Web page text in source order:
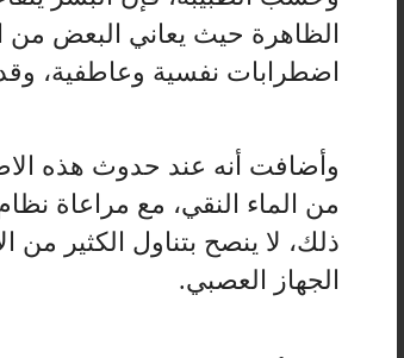
الظاهرة حيث يعاني البعض من
اضطرابات نفسية وعاطفية،
وأضافت أنه عند حدوث هذه
من الماء النقي، مع مراعاة
ذلك، لا ينصح بتناول الكثير من
الجهاز العصبي.